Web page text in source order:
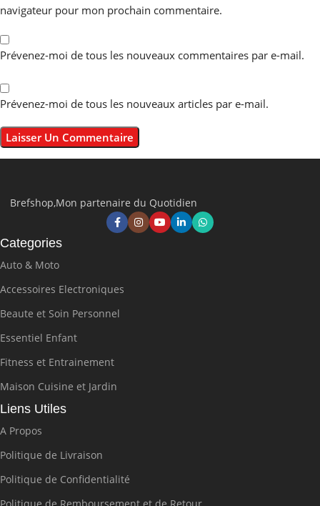
navigateur pour mon prochain commentaire.
Prévenez-moi de tous les nouveaux commentaires par e-mail.
Prévenez-moi de tous les nouveaux articles par e-mail.
Brefshop,Mon partenaire du Quotidien
Categories
Auto & Moto
Accessoires Electroniques
Beaute et Soin Personnel
Essentiel Enfant
Fitness et Entrainement
Maison Cuisine et Jardin
Liens Utiles
A Propos
Politique de Livraison
Politique de Confidentialité